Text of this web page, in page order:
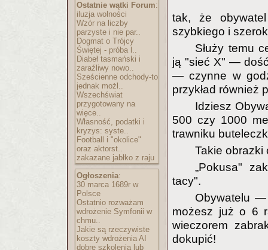
Ostatnie wątki Forum:
iluzja wolności
Wzór na liczby
parzyste i nie par..
Dogmat o Trójcy
Świętej - próba l..
Diabeł tasmański i
zaraźliwy nowo..
Sześcienne odchody-to
jednak możl..
Wszechświat
przygotowany na
więce..
Własność, podatki i
kryzys: syste..
Football i "okolice"
oraz aktorst..
zakazane jabłko z raju
Ogłoszenia:
30 marca 1689r w
Polsce
Ostatnio rozważam
wdrożenie Symfonii w
chmu..
Jakie są rzeczywiste
koszty wdrożenia AI
dobre szkolenia lub
tak, że
szybkiego i
Służy temu
ją "sieć X" —
— czynne w
przykład również
Idziesz
500 czy 1000
trawniku
Takie obrazki
„Pokusa"
tacy".
Obywatelu —
możesz już o 6
wieczorem
dokupić!